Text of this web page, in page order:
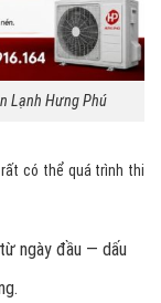
Lạnh Hưng Phú
có thể quá trình thi
ngày đầu — dấu